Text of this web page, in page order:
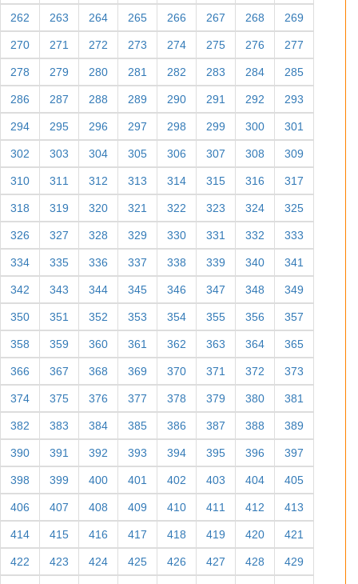
262 263 264 265 266 267 268 269
270 271 272 273 274 275 276 277
278 279 280 281 282 283 284 285
286 287 288 289 290 291 292 293
294 295 296 297 298 299 300 301
302 303 304 305 306 307 308 309
310 311 312 313 314 315 316 317
318 319 320 321 322 323 324 325
326 327 328 329 330 331 332 333
334 335 336 337 338 339 340 341
342 343 344 345 346 347 348 349
350 351 352 353 354 355 356 357
358 359 360 361 362 363 364 365
366 367 368 369 370 371 372 373
374 375 376 377 378 379 380 381
382 383 384 385 386 387 388 389
390 391 392 393 394 395 396 397
398 399 400 401 402 403 404 405
406 407 408 409 410 411 412 413
414 415 416 417 418 419 420 421
422 423 424 425 426 427 428 429